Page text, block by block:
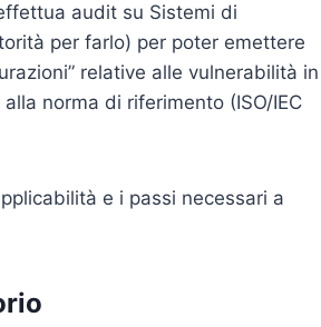
audit su Sistemi di
per farlo) per poter emettere
relative alle vulnerabilità in
norma di riferimento (ISO/IEC
e i passi necessari a